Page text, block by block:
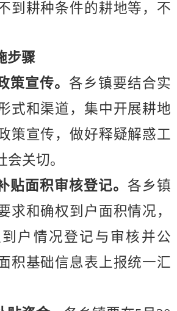
到耕种条件的耕地等，不
步骤
策宣传。 各乡镇要结合实
式和渠道，集中开展耕地
策宣传，做好释疑解惑工
关切。
贴面积审核登记。 各乡镇
求和确权到户面积情况，
户情况登记与审核 并公
积基础信息表上报统一汇